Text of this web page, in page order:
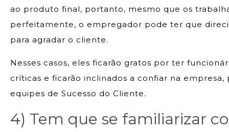
ao produto final, portanto, mesmo que os
perfeitamente, o empregador pode ter que
para agradar o cliente.
Nesses casos, eles ficarão gratos por ter
críticas e ficarão inclinados a confiar na
equipes de Sucesso do Cliente.
4) Tem que se familiarizar